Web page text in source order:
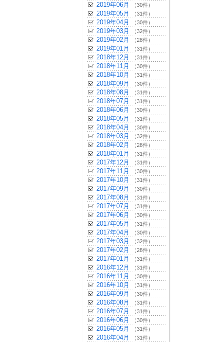
2019年06月 （30件）
2019年05月 （31件）
2019年04月 （30件）
2019年03月 （32件）
2019年02月 （28件）
2019年01月 （31件）
2018年12月 （31件）
2018年11月 （30件）
2018年10月 （31件）
2018年09月 （30件）
2018年08月 （31件）
2018年07月 （31件）
2018年06月 （30件）
2018年05月 （31件）
2018年04月 （30件）
2018年03月 （32件）
2018年02月 （28件）
2018年01月 （31件）
2017年12月 （31件）
2017年11月 （30件）
2017年10月 （31件）
2017年09月 （30件）
2017年08月 （31件）
2017年07月 （31件）
2017年06月 （30件）
2017年05月 （31件）
2017年04月 （30件）
2017年03月 （32件）
2017年02月 （28件）
2017年01月 （31件）
2016年12月 （31件）
2016年11月 （30件）
2016年10月 （31件）
2016年09月 （30件）
2016年08月 （31件）
2016年07月 （31件）
2016年06月 （30件）
2016年05月 （31件）
2016年04月 （31件）